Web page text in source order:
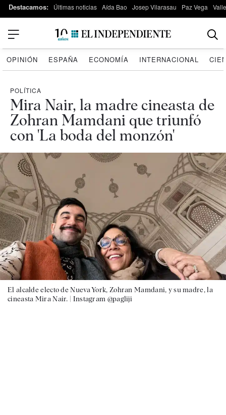
Destacamos: Últimas noticias Aída Bao Josep Vilarasau Paz Vega
OPINIÓN ESPAÑA ECONOMÍA INTERNACIONAL
POLÍTICA
Mira Nair, la madre cineasta de
Zohran Mamdani que triunfó
con 'La boda del monzón'
El alcalde electo de Nueva York, Zohran Mamdani, y su madre, la
cineasta Mira Nair. | Instagram @pagliji